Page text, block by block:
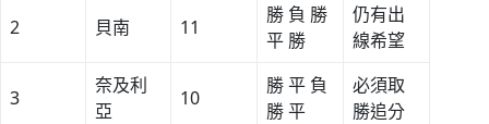
2 貝南 11
勝 負 勝
平 勝
仍有出
線希望
3
奈及利
亞
10
勝 平 負
勝 平
必須取
勝追分